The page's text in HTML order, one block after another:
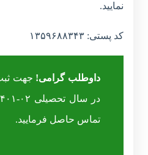
نمایید.
کد پستی: ۱۳۵۹۶۸۸۳۴۳
داوطلب گرامی! جهت
تماس حاصل فرمایید.